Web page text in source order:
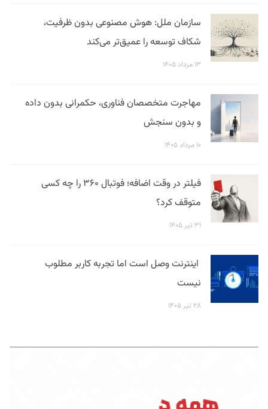
سازمان ملل: هوش مصنوعی بدون ظرفیت،
شکاف توسعه را عمیق‌تر می‌کند
۱۳ مرداد ۱۴۰۵
مهاجرت متخصصان فناوری، حکمرانی بدون داده
و بدون سنجش
۱۰ مرداد ۱۴۰۵
فیلتر در وقت اضافه؛ فوتبال ۳۶۰ را چه کسی
متوقف کرد؟
۳۱ تیر ۱۴۰۵
اینترنت وصل است اما تجربه کاربر مطلوب
نیست
۲۸ تیر ۱۴۰۵